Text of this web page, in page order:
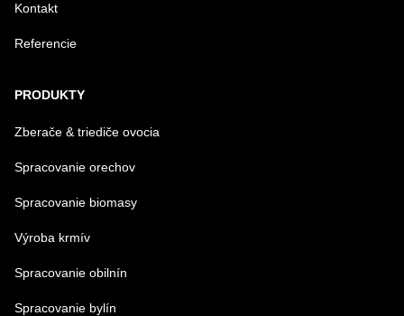
Odoslať
Kontakt
Referencie
PRODUKTY
Zberače & triediče ovocia
Spracovanie orechov
Spracovanie biomasy
Výroba krmív
Spracovanie obilnín
Spracovanie bylín